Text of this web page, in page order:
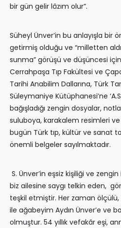
bir gün gelir lâzım olur”.
Süheyl Ünver’in bu anlayışla bir
getirmiş olduğu ve “milletten
sunma” görüşü ve düşüncesi
Cerrahpaşa Tıp Fakültesi ve
Tarihi Anabilim Dallarına, Türk
Süleymaniye Kütüphanesi’ne
bağışladığı zengin dosyalar,
suluboya, karakalem resimleri
bugün Türk tıp, kültür ve sanat
önemli belgeler sayılmaktadır.
S. Ünver’in eşsiz kişiliği ve
biz ailesine saygı telkin eden,
teşkil etmiştir. Her zaman ölçülü,
ile ağabeyim Aydın Ünver’e ve
olmuştur. 54 yıllık vefakâr eşi,